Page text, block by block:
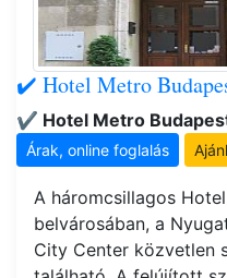
✔️ Hotel Metro
✔️ Hotel Metro
Árak, online foglalás
A háromcsillagos
belvárosában, a
City Center közvetlen